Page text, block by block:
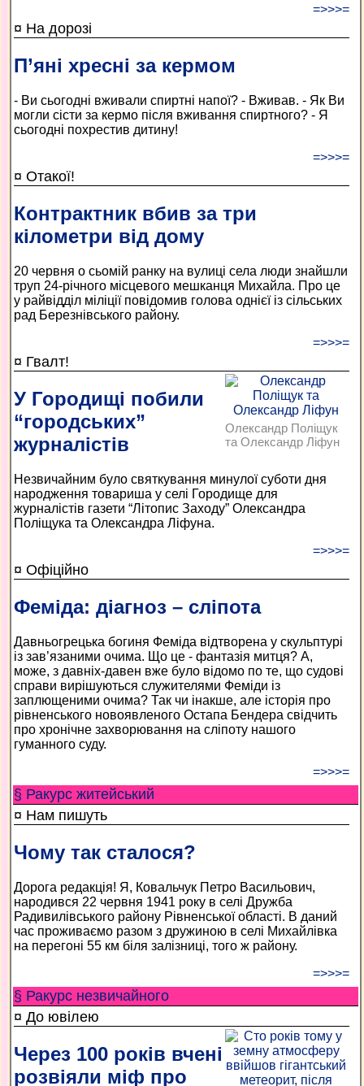
=>>>=
¤ На дорозі
П’яні хресні за кермом
- Ви сьогодні вживали спиртні напої? - Вживав. - Як Ви
могли сісти за кермо після вживання спиртного? - Я
сьогодні похрестив дитину!
=>>>=
¤ Отакої!
Контрактник вбив за три
кілометри від дому
20 червня о сьомій ранку на вулиці села люди знайшли
труп 24-річного місцевого мешканця Михайла. Про це
у райвідділ міліції повідомив голова однієї із сільських
рад Березнівського району.
=>>>=
¤ Гвалт!
Олександр Поліщук
та Олександр Ліфун
У Городищі побили
“городських”
журналістів
Незвичайним було святкування минулої суботи дня
народження товариша у селі Городище для
журналістів газети “Літопис Заходу” Олександра
Поліщука та Олександра Ліфуна.
=>>>=
¤ Офіційно
Феміда: діагноз – сліпота
Давньогрецька богиня Феміда відтворена у скульптурі
із зав’язаними очима. Що це - фантазія митця? А,
може, з давніх-давен вже було відомо по те, що судові
справи вирішуються служителями Феміди із
заплющеними очима? Так чи інакше, але історія про
рівненського новоявленого Остапа Бендера свідчить
про хронічне захворювання на сліпоту нашого
гуманного суду.
=>>>=
§ Ракурс житейський
¤ Нам пишуть
Чому так сталося?
Дорога редакція! Я, Ковальчук Петро Васильович,
народився 22 червня 1941 року в селі Дружба
Радивилівського району Рівненської області. В даний
час проживаємо разом з дружиною в селі Михайлівка
на перегоні 55 км біля залізниці, того ж району.
=>>>=
§ Ракурс незвичайного
¤ До ювілею
Через 100 років вчені
розвіяли міф про